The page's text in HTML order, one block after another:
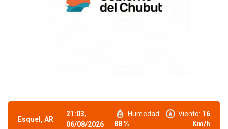
Esquel, AR
21:03,
06/08/2026
Humedad:
88 %
Viento: 16
Km/h